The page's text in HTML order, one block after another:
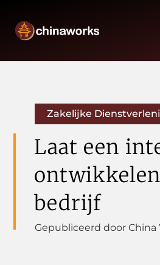
Zakelijke
Laat een
bedrijf
Gepubliceerd door China